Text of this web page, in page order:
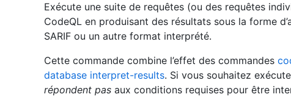
Exécute une suite de requêtes (ou des requêtes
CodeQL en produisant des résultats sous la forme
SARIF ou un autre format interprété.
Cette commande combine l’effet des commandes
database interpret-results. Si vous souhaitez
répondent pas aux conditions requises pour être